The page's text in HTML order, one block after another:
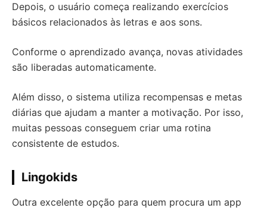
Depois, o usuário começa realizando exercícios
básicos relacionados às letras e aos sons.
Conforme o aprendizado avança, novas atividades
são liberadas automaticamente.
Além disso, o sistema utiliza recompensas e metas
diárias que ajudam a manter a motivação. Por isso,
muitas pessoas conseguem criar uma rotina
consistente de estudos.
Lingokids
Outra excelente opção para quem procura um app